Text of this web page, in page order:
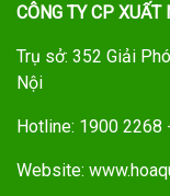
CÔNG TY CP
Trụ sở: 352 Giải
Nội
Hotline: 1900 2268
Website: